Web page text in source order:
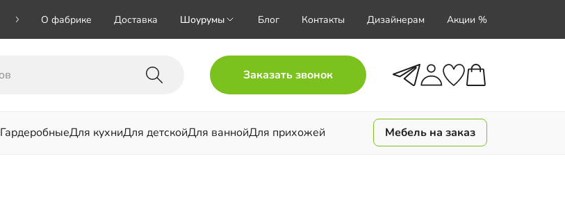
О фабрике Доставка Шоурумы Блог Контакты Дизайнерам Акции %
Заказать звонок
ГардеробныеДля кухниДля детскойДля ваннойДля прихожей Мебель на заказ